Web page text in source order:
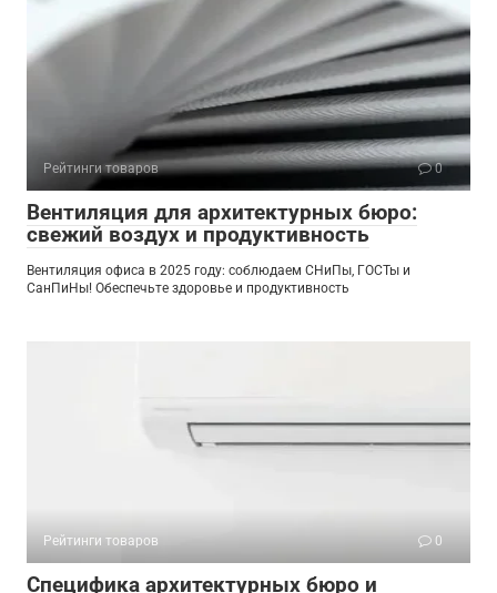
Рейтинги товаров 0
Вентиляция для архитектурных бюро:
свежий воздух и продуктивность
Вентиляция офиса в 2025 году: соблюдаем СНиПы, ГОСТы и
СанПиНы! Обеспечьте здоровье и продуктивность
Рейтинги товаров 0
Специфика архитектурных бюро и